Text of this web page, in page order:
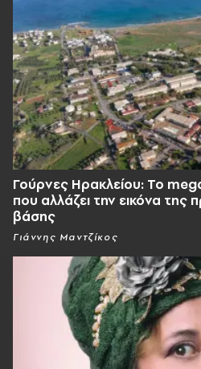
Γούρνες Ηρακλείου: To
που αλλάζει την εικόνα της
βάσης
Γιάννης Μαντζίκος